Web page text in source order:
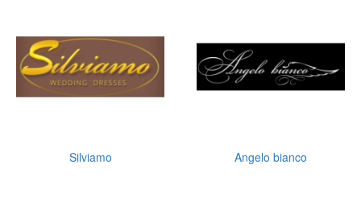
Silviamo Angelo bianco